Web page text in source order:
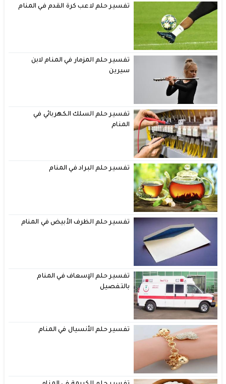
تفسير حلم لاعب كرة القدم في المنام
تفسير حلم المزمار في المنام لابن
سيرين
تفسير حلم السلك الكهربائي في
المنام
تفسير حلم البراد في المنام
تفسير حلم الظرف الأبيض في المنام
تفسير حلم الإسعاف في المنام
بالتفصيل
تفسير حلم الأنسيال في المنام